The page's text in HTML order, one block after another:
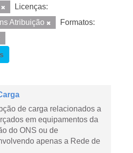
Licenças:
Atribuição
Formatos:
de carga relacionados a
em equipamentos da
do ONS ou de
apenas a Rede de